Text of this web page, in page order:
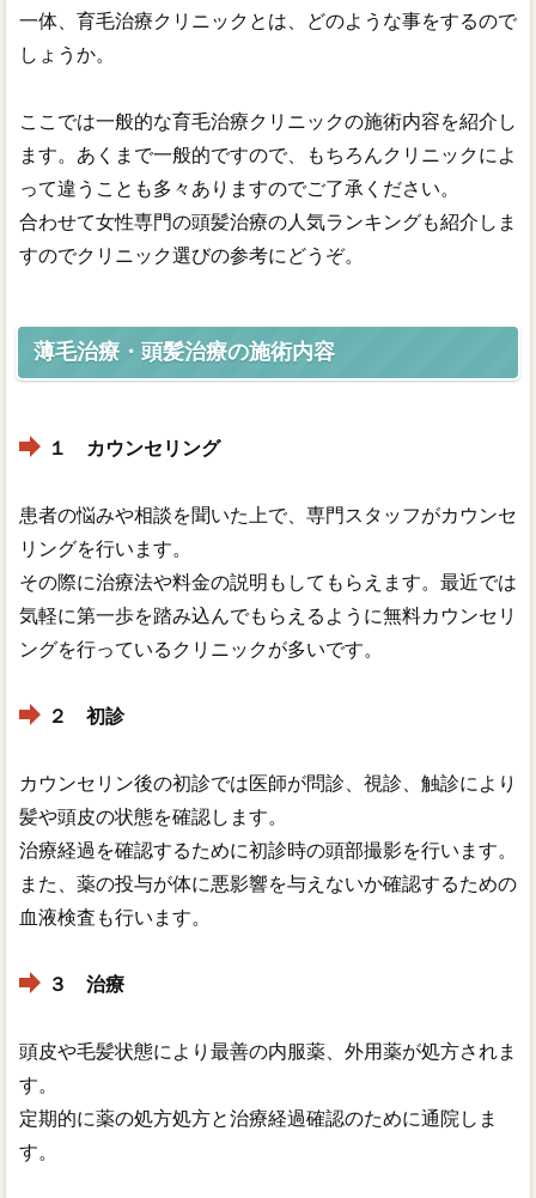
一体、育毛治療クリニックとは、どのような事をするので
しょうか。
ここでは一般的な育毛治療クリニックの施術内容を紹介し
ます。あくまで一般的ですので、もちろんクリニックによ
って違うことも多々ありますのでご了承ください。
合わせて女性専門の頭髪治療の人気ランキングも紹介しま
すのでクリニック選びの参考にどうぞ。
薄毛治療・頭髪治療の施術内容
１ カウンセリング
患者の悩みや相談を聞いた上で、専門スタッフがカウンセ
リングを行います。
その際に治療法や料金の説明もしてもらえます。最近では
気軽に第一歩を踏み込んでもらえるように無料カウンセリ
ングを行っているクリニックが多いです。
２ 初診
カウンセリン後の初診では医師が問診、視診、触診により
髪や頭皮の状態を確認します。
治療経過を確認するために初診時の頭部撮影を行います。
また、薬の投与が体に悪影響を与えないか確認するための
血液検査も行います。
３ 治療
頭皮や毛髪状態により最善の内服薬、外用薬が処方されま
す。
定期的に薬の処方処方と治療経過確認のために通院しま
す。